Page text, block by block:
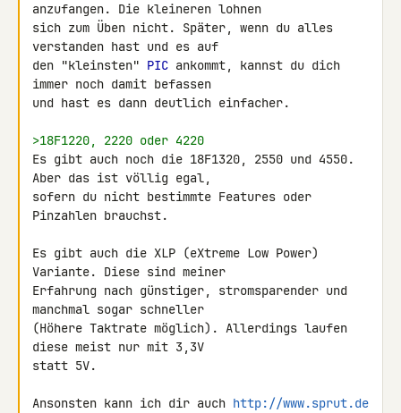
anzufangen. Die kleineren lohnen
sich zum Üben nicht. Später, wenn du alles
verstanden hast und es auf
den "kleinsten" PIC ankommt, kannst du dich
immer noch damit befassen
und hast es dann deutlich einfacher.
>18F1220, 2220 oder 4220
Es gibt auch noch die 18F1320, 2550 und 4550.
Aber das ist völlig egal,
sofern du nicht bestimmte Features oder
Pinzahlen brauchst.
Es gibt auch die XLP (eXtreme Low Power)
Variante. Diese sind meiner
Erfahrung nach günstiger, stromsparender und
manchmal sogar schneller
(Höhere Taktrate möglich). Allerdings laufen
diese meist nur mit 3,3V
statt 5V.
Ansonsten kann ich dir auch http://www.sprut.de